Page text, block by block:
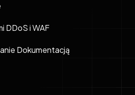
DDoS i WAF
Dokumentacją